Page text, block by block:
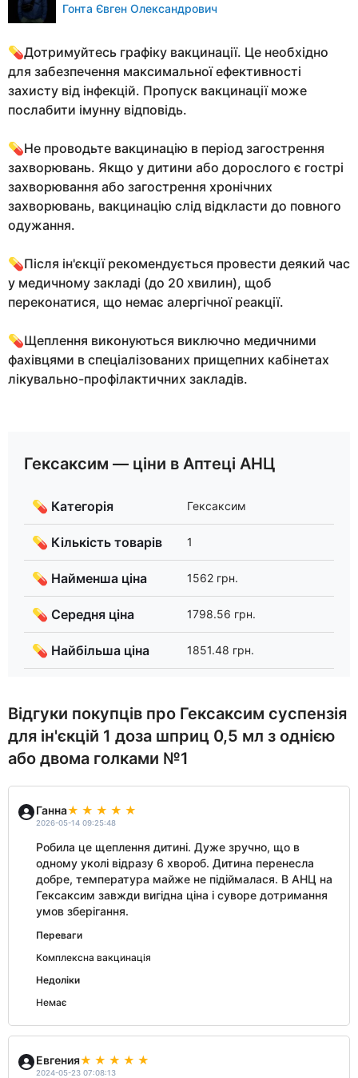
Гонта Євген Олександрович
💊Дотримуйтесь графіку вакцинації. Це необхідно
для забезпечення максимальної ефективності
захисту від інфекцій. Пропуск вакцинації може
послабити імунну відповідь.
💊Не проводьте вакцинацію в період загострення
захворювань. Якщо у дитини або дорослого є гострі
захворювання або загострення хронічних
захворювань, вакцинацію слід відкласти до повного
одужання.
💊Після ін'єкції рекомендується провести деякий час
у медичному закладі (до 20 хвилин), щоб
переконатися, що немає алергічної реакції.
💊Щеплення виконуються виключно медичними
фахівцями в спеціалізованих прищепних кабінетах
лікувально-профілактичних закладів.
Гексаксим — ціни в Аптеці АНЦ
💊 Категорія Гексаксим
💊 Кількість товарів 1
💊 Найменша ціна 1562 грн.
💊 Середня ціна 1798.56 грн.
💊 Найбільша ціна 1851.48 грн.
Відгуки покупців про Гексаксим суспензія
для ін'єкцій 1 доза шприц 0,5 мл з однією
або двома голками №1
Ганна
2026-05-14 09:25:48
Робила це щеплення дитині. Дуже зручно, що в
одному уколі відразу 6 хвороб. Дитина перенесла
добре, температура майже не підіймалася. В АНЦ на
Гексаксим завжди вигідна ціна і суворе дотримання
умов зберігання.
Переваги
Комплексна вакцинація
Недоліки
Немає
Евгения
2024-05-23 07:08:13